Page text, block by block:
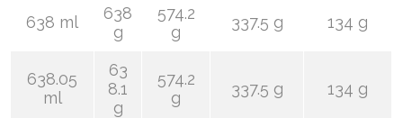
638 ml
638
g
574.2
g
337.5 g 134 g
638.05
ml
63
8.1
g
574.2
g
337.5 g 134 g